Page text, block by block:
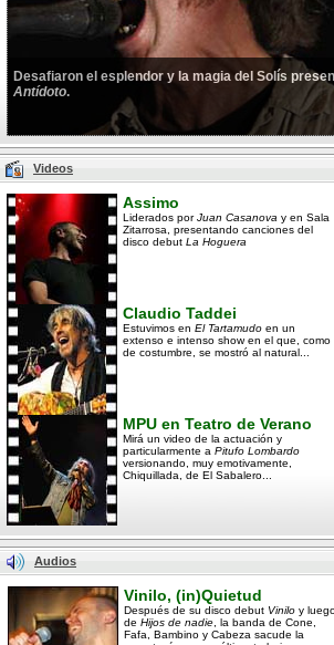
Desafiaron el esplendor y la magia del Solís
Antídoto.
Videos
Assimo
Liderados porJuan Casanova y en Sala
Zitarrosa, presentando canciones del
disco debut La Hoguera
Claudio Taddei
Estuvimos en El Tartamudo en un
extenso e intenso show en el que, como
de costumbre, se mostró al natural...
MPU en Teatro de Verano
Mirá un video de la actuación y
particularmente a Pitufo Lombardo
versionando, muy emotivamente,
Chiquillada, de El Sabalero...
Audios
Vinilo, (in)Quietud
Después de su disco debut Vinilo y
de Hijos de nadie , la banda de Cone,
Fafa, Bambino y Cabeza sacude la